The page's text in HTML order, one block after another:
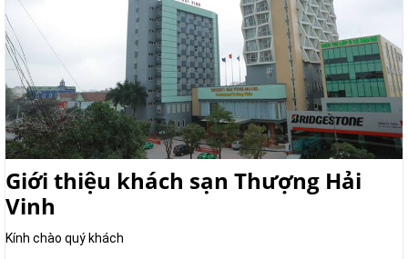
Giới thiệu khách sạn Thượng Hải
Vinh
Kính chào quý khách